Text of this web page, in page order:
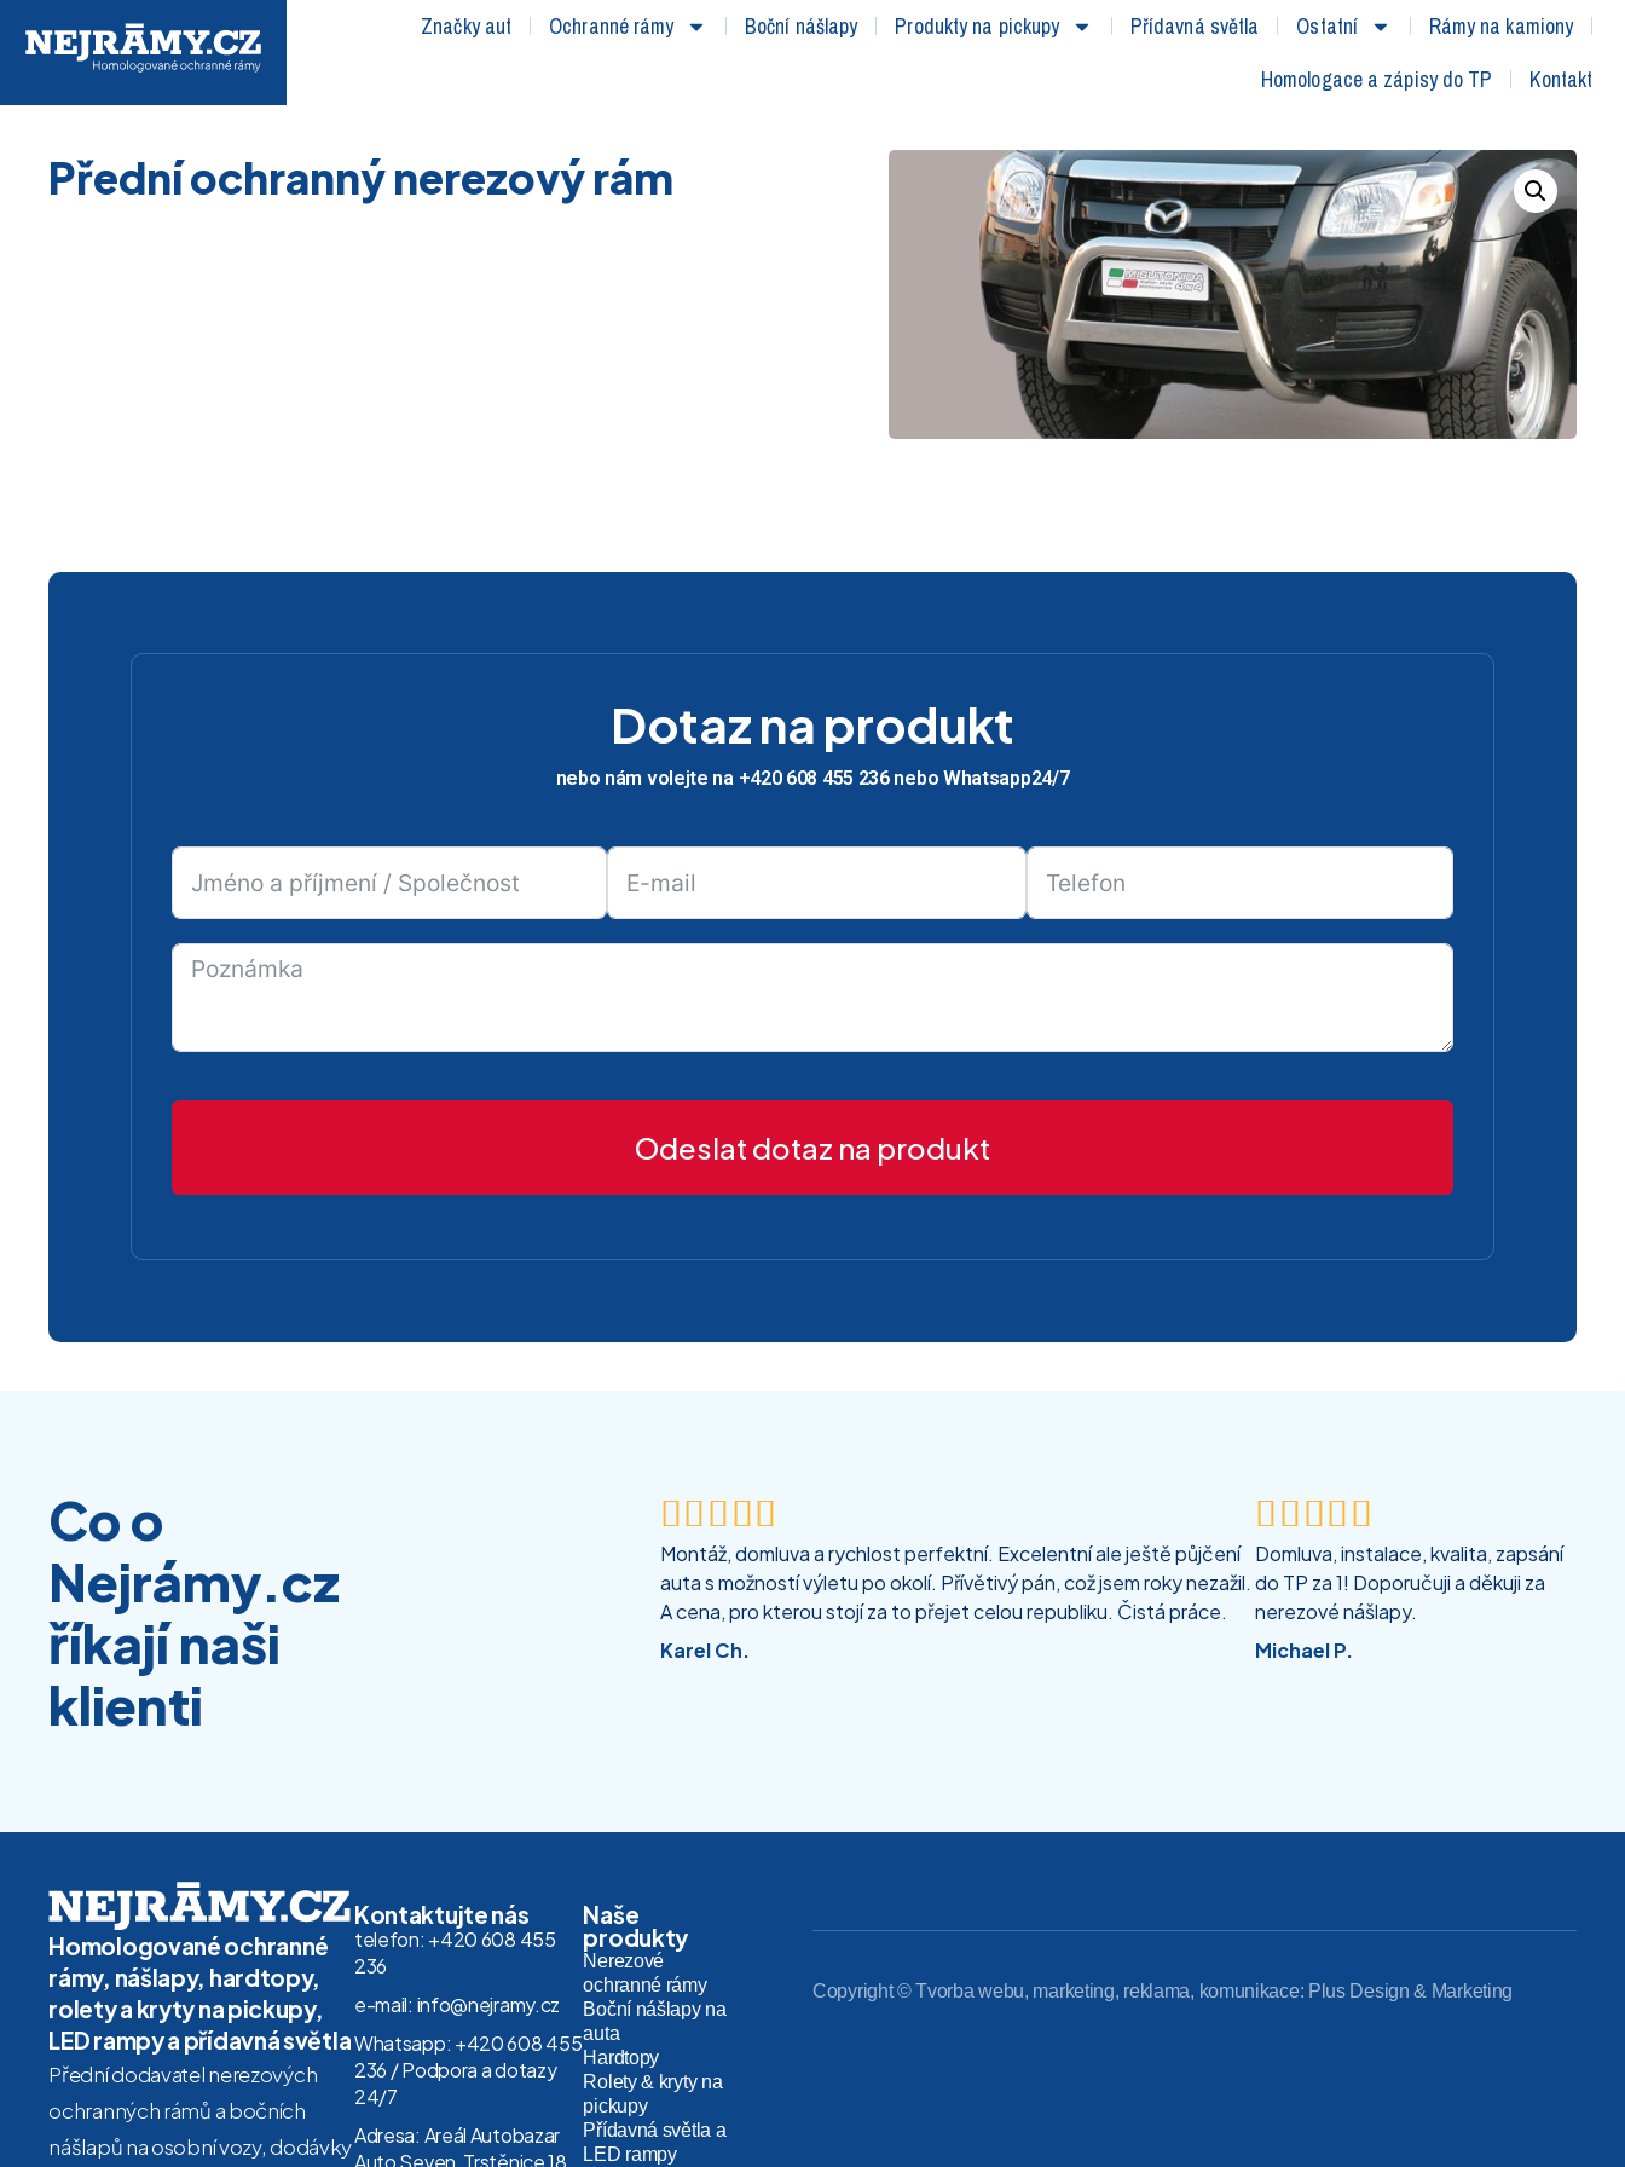
Značky aut Ochranné rámy Boční nášlapy Produkty na pickupy Přídavná světla Ostatní
Rámy na kamiony
Homologace a zápisy do TP
Kontakt
Přední ochranný nerezový rám
Dotaz na produkt
nebo nám volejte na +420 608 455 236 nebo Whatsapp24/7
Odeslat dotaz na produkt
Co o
Nejrámy.cz
říkají naši
klienti

Montáž, domluva a rychlost perfektní. Excelentní ale ještě půjčení
auta s možností výletu po okolí. Přívětivý pán, což jsem roky nezažil.
A cena, pro kterou stojí za to přejet celou republiku. Čistá práce.
Karel Ch.

Domluva, instalace, kvalita, zapsání
do TP za 1! Doporučuji a děkuji za
nerezové nášlapy.
Michael P.
Homologované ochranné
rámy, nášlapy, hardtopy,
rolety a kryty na pickupy,
LED rampy a přídavná světla
Přední dodavatel nerezových
ochranných rámů a bočních
nášlapů na osobní vozy, dodávky
Kontaktujte nás
telefon: +420 608 455
236
e-mail: info@nejramy.cz
Whatsapp: +420 608 455
236 / Podpora a dotazy
24/7
Adresa: Areál Autobazar
Auto Seven, Trstěnice 18,
Naše
produkty
Nerezové
ochranné rámy
Boční nášlapy na
auta
Hardtopy
Rolety & kryty na
pickupy
Přídavná světla a
LED rampy
Copyright © Tvorba webu, marketing, reklama, komunikace: Plus Design & Marketing